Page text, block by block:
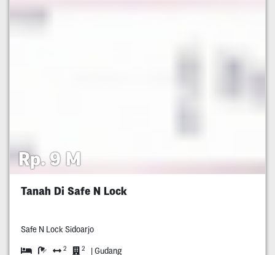
Rp. 9 M
Tanah Di Safe N Lock
Safe N Lock Sidoarjo
2 2 | Gudang